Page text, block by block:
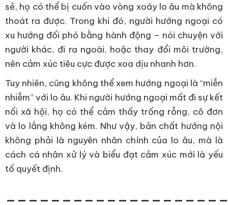
sẻ, họ có thể bị cuốn vào vòng xoáy lo âu mà không
thoát ra được. Trong khi đó, người hướng ngoại có
xu hướng đối phó bằng hành động – nói chuyện với
người khác, đi ra ngoài, hoặc thay đổi môi trường,
nên cảm xúc tiêu cực được xoa dịu nhanh hơn.
Tuy nhiên, cũng không thể xem hướng ngoại là “miễn
nhiễm” với lo âu. Khi người hướng ngoại mất đi sự kết
nối xã hội, họ có thể cảm thấy trống rỗng, cô đơn
và lo lắng không kém. Như vậy, bản chất hướng nội
không phải là nguyên nhân chính của lo âu, mà là
cách cá nhân xử lý và biểu đạt cảm xúc mới là yếu
tố quyết định.